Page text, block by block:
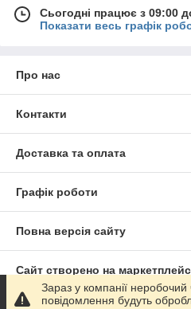
Сьогодні працює з 09:00
Показати весь графік
Про нас
Контакти
Доставка та оплата
Графік роботи
Повна версія сайту
Сайт створено на
Зараз у компанії
повідомлення будуть